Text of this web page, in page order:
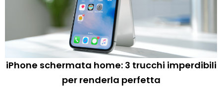
iPhone schermata home: 3 trucchi imperdibili
per renderla perfetta